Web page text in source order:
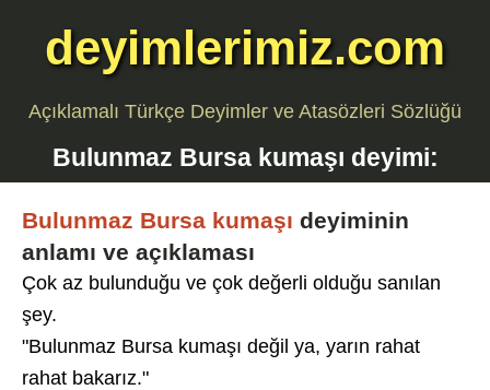
deyimlerimiz.com
Açıklamalı Türkçe Deyimler ve Atasözleri Sözlüğü
Bulunmaz Bursa kumaşı deyimi:
Bulunmaz Bursa kumaşı deyiminin
anlamı ve açıklaması
Çok az bulunduğu ve çok değerli olduğu sanılan
şey.
"Bulunmaz Bursa kumaşı değil ya, yarın rahat
rahat bakarız."